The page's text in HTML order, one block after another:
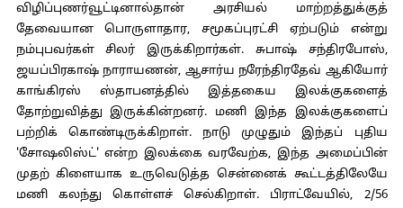
விழிப்புணர்வூட்டினால்தான் அரசியல் மாற்றத்துக்குத்
தேவையான பொருளாதார, சமூகப்புரட்சி ஏற்படும் என்று
நம்புபவர்கள் சிலர் இருக்கிறார்கள். சுபாஷ் சந்திரபோஸ்,
ஜயப்பிரகாஷ் நாராயணன், ஆசார்ய நரேந்திரதேவ் ஆகியோர்
காங்கிரஸ் ஸ்தாபனத்தில் இத்தகைய இலக்குகளைத்
தோற்றுவித்து இருக்கின்றனர். மணி இந்த இலக்குகளைப்
பற்றிக் கொண்டிருக்கிறாள். நாடு முழுதும் இந்தப் புதிய
'சோஷலிஸ்ட்' என்ற இலக்கை வரவேற்க, இந்த அமைப்பின்
முதற் கிளையாக உருவெடுத்த சென்னைக் கூட்டத்திலேயே
மணி கலந்து கொள்ளச் செல்கிறாள். பிராட்வேயில், 2/56